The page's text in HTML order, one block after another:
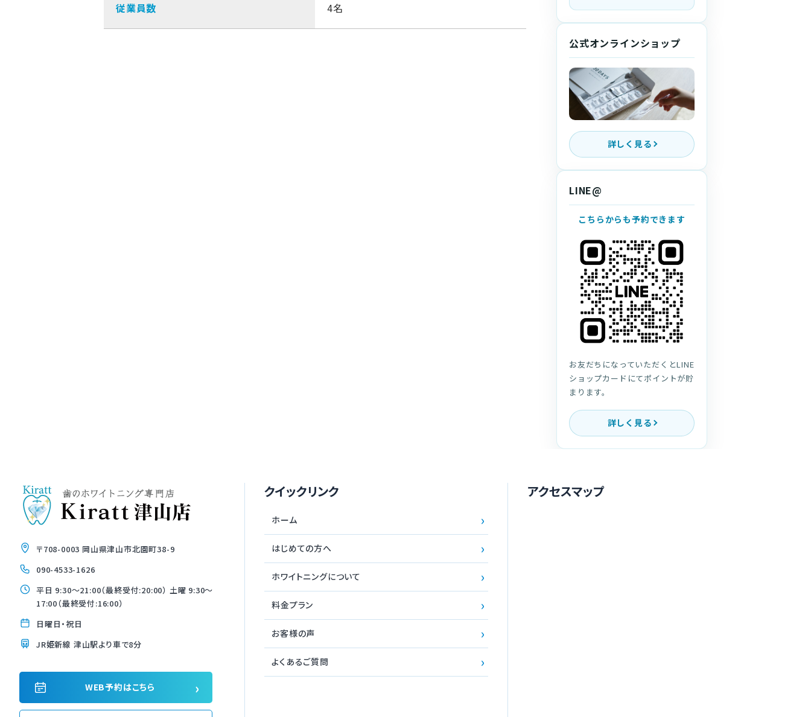
従業員数 4名
公式オンラインショップ
詳しく見る
LINE@
こちらからも予約できます
お友だちになっていただくとLINE
ショップカードにてポイントが貯
まります。
詳しく見る
〒708-0003 岡山県津山市北園町38-9
090-4533-1626
平日 9:30〜21:00（最終受付:20:00） 土曜 9:30〜
17:00（最終受付:16:00）
日曜日・祝日
JR姫新線 津山駅より車で8分
WEB予約はこちら
›
クイックリンク
ホーム ›
はじめての方へ ›
ホワイトニングについて ›
料金プラン ›
お客様の声 ›
よくあるご質問 ›
アクセスマップ